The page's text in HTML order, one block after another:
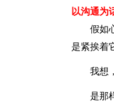
以沟通为
假如心
是紧挨着
我想，
是那样